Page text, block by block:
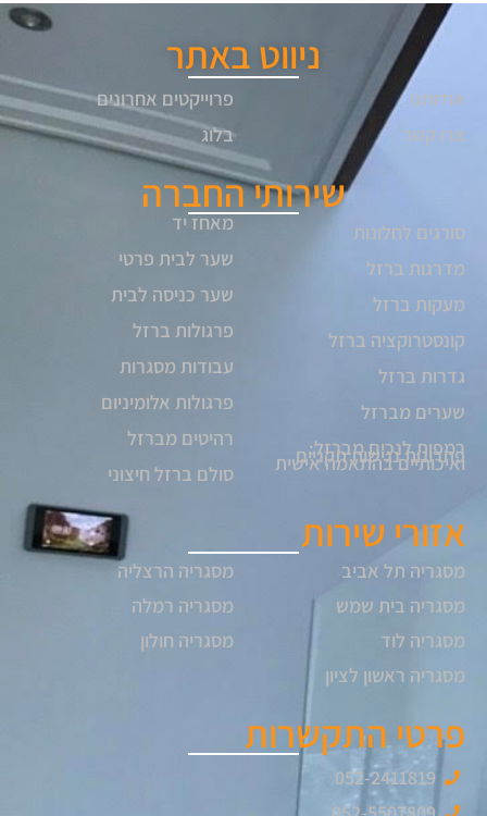
ניווט באתר
אודותנו
צרו קשר
פרוייקטים אחרונים
בלוג
שירותי החברה
סורגים לחלונות
מדרגות ברזל
מעקות ברזל
קונסטרוקציה ברזל
גדרות ברזל
שערים מברזל
רמפות לנכים מברזל:
פתרונות נגישות תקניים
ואיכותיים בהתאמה אישית
מאחז יד
שער לבית פרטי
שער כניסה לבית
פרגולות ברזל
עבודות מסגרות
פרגולות אלומיניום
רהיטים מברזל
סולם ברזל חיצוני
אזורי שירות
מסגריה תל אביב
מסגריה בית שמש
מסגריה לוד
מסגריה ראשון לציון
מסגריה הרצליה
מסגריה רמלה
מסגריה חולון
פרטי התקשרות
052-2411819